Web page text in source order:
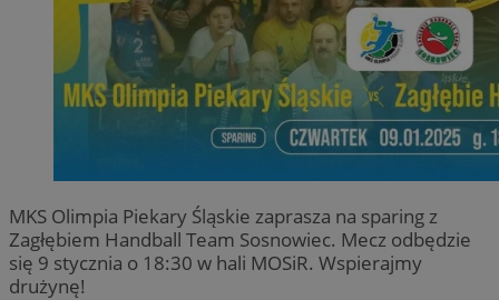
MKS Olimpia Piekary Śląskie zaprasza na sparing z
Zagłębiem Handball Team Sosnowiec. Mecz odbędzie
się 9 stycznia o 18:30 w hali MOSiR. Wspierajmy
drużynę!